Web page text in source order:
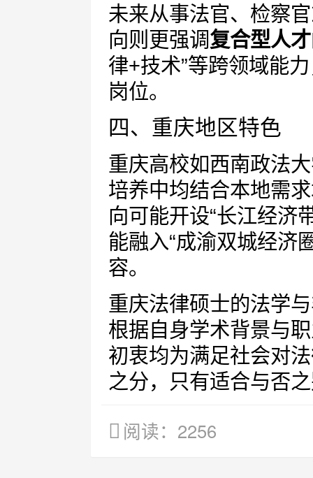
未来从事法官、检察
向则更强调复合型人才
律+技术”等跨领域能
岗位。
四、重庆地区特色
重庆高校如西南政法
培养中均结合本地需
向可能开设“长江经济
能融入“成渝双城经济
容。
重庆法律硕士的法学
根据自身学术背景与
初衷均为满足社会对
之分，只有适合与否
阅读：2256